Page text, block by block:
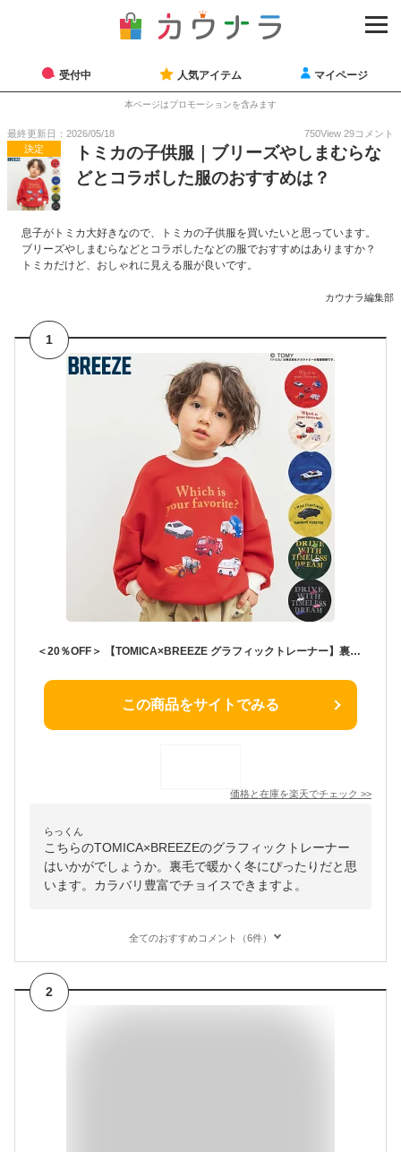
受付中 人気アイテム マイページ
本ページはプロモーションを含みます
最終更新日：2026/05/18 750View 29コメント
決定
トミカの子供服｜ブリーズやしまむらな
どとコラボした服のおすすめは？
息子がトミカ大好きなので、トミカの子供服を買いたいと思っています。
ブリーズやしまむらなどとコラボしたなどの服でおすすめはありますか？
トミカだけど、おしゃれに見える服が良いです。
カウナラ編集部
1
＜20％OFF＞ 【TOMICA×BREEZE グラフィックトレーナー】裏毛トレーナー スゥエット トミカコラボ 自動車柄 働く車 ミニカー 救急車 パトカー ブルドーザー 男の子 80cm/90cm/100cm/110cm/120cm/130cm/ 子供服 トップス ジュニア キッズ BREEZE ブリーズ プレゼント
この商品をサイトでみる
価格と在庫を楽天でチェック >>
らっくん
こちらのTOMICA×BREEZEのグラフィックトレーナー
はいかがでしょうか。裏毛で暖かく冬にぴったりだと思
います。カラバリ豊富でチョイスできますよ。
全てのおすすめコメント（6件）
2